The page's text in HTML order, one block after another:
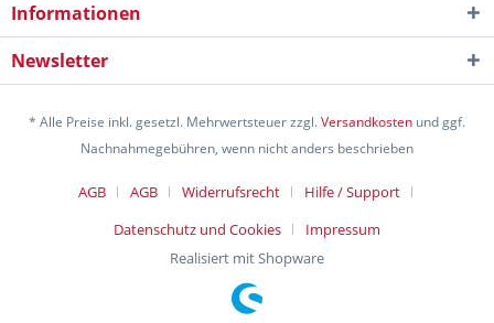
Informationen
Newsletter
* Alle Preise inkl. gesetzl. Mehrwertsteuer zzgl.Versandkosten und ggf.
Nachnahmegebühren, wenn nicht anders beschrieben
AGB AGB Widerrufsrecht
Hilfe / Support
Datenschutz und Cookies
Impressum
Realisiert mit Shopware